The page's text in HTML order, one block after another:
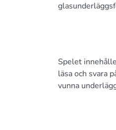
Spelet
läsa och svara
vunna